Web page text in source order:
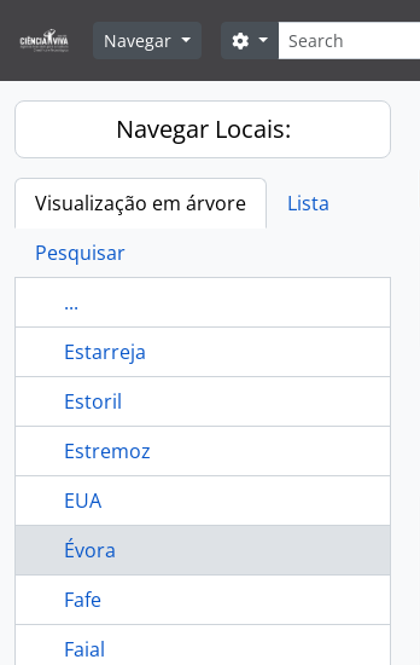
Navegar
Pesquisar
Search options
Navegar Locais:
Visualização em árvore
Lista
Pesquisar
...
Estarreja
Estoril
Estremoz
EUA
Évora
Fafe
Faial